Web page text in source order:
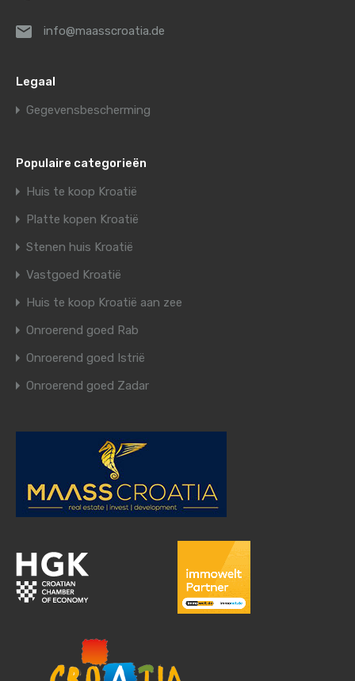
info@maasscroatia.de
Legaal
Gegevensbescherming
Populaire categorieën
Huis te koop Kroatië
Platte kopen Kroatië
Stenen huis Kroatië
Vastgoed Kroatië
Huis te koop Kroatië aan zee
Onroerend goed Rab
Onroerend goed Istrië
Onroerend goed Zadar